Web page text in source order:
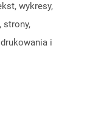
wykresy,
strony,
i